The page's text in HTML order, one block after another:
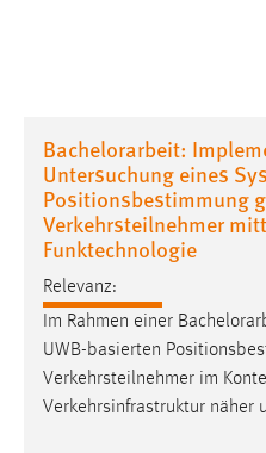
Bachelorarbeit:
Untersuchung eines
Positionsbestimmung
Verkehrsteilnehmer
Funktechnologie
Relevanz:
Im Rahmen einer
UWB-basierten
Verkehrsteilnehmer im
Verkehrsinfrastruktur näher
staticfilecache
Zweck:
Für performante
gespeichert, ob man
Sprachpräferenz
Name:
site-language-preference